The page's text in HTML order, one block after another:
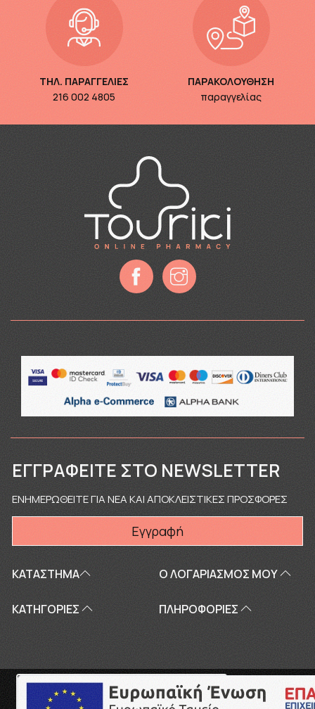
ΤΗΛ. ΠΑΡΑΓΓΕΛΙΕΣ
216 002 4805
ΠΑΡΑΚΟΛΟΥΘΗΣΗ
παραγγελίας
ΚΑΤΑΣΤΗΜΑ Ο ΛΟΓΑΡΙΑΣΜΌΣ ΜΟΥ
ΚΑΤΗΓΟΡΙΕΣ ΠΛΗΡΟΦΟΡΊΕΣ
ΕΓΓΡΑΦΕΊΤΕ ΣΤΟ NEWSLETTER
ΕΝΗΜΕΡΩΘΕΙΤΕ ΓΙΑ ΝΕΑ ΚΑΙ ΑΠΟΚΛΕΙΣΤΙΚΕΣ ΠΡΟΣΦΟΡΕΣ
Εγγραφή
Copyright © 2026 touriki.gr